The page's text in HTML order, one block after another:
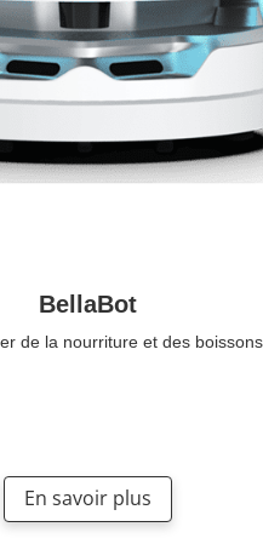
BellaBot
de la nourriture et des
En savoir plus